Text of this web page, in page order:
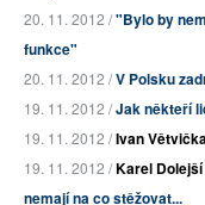
20. 11. 2012 /"Bylo by
funkce"
20. 11. 2012 /V Polsku
19. 11. 2012 /Jak někteří
19. 11. 2012 /Ivan
19. 11. 2012 /Karel Dolejší
nemají na co stěžovat...